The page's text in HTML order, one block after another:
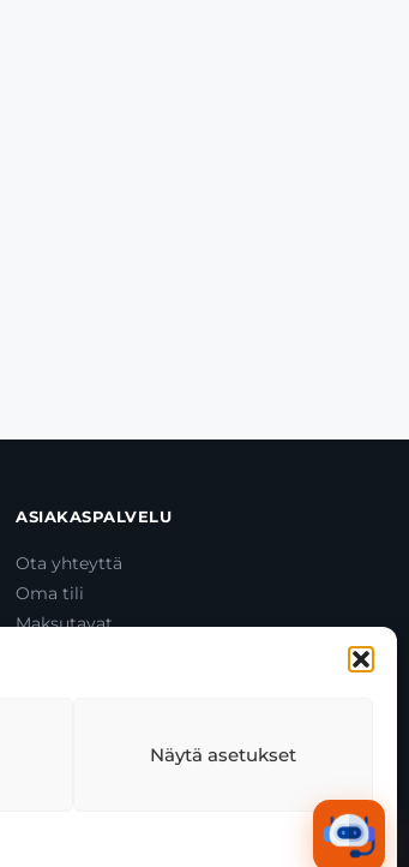
Näytä asetukset
ASIAKASPALVELU
Ota yhteyttä
Oma tili
Maksutavat
asiakaspalvelu@toolcat.fi